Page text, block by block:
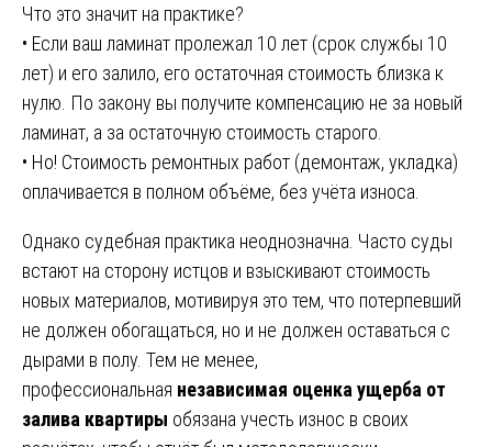
Что это значит на практике?
• Если ваш ламинат пролежал 10 лет (срок службы 10
лет) и его залило, его остаточная стоимость близка к
нулю. По закону вы получите компенсацию не за новый
ламинат, а за остаточную стоимость старого.
• Но! Стоимость ремонтных работ (демонтаж, укладка)
оплачивается в полном объёме, без учёта износа.
Однако судебная практика неоднозначна. Часто суды
встают на сторону истцов и взыскивают стоимость
новых материалов, мотивируя это тем, что потерпевший
не должен обогащаться, но и не должен оставаться с
дырами в полу. Тем не менее,
профессиональная независимая оценка ущерба от
залива квартиры обязана учесть износ в своих